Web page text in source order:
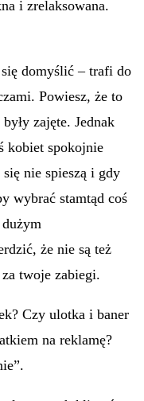
i zrelaksowana.
domyślić – trafi do
Powiesz, że to
zajęte. Jednak
kobiet spokojnie
nie spieszą i gdy
wybrać stamtąd coś
że nie są też
twoje zabiegi.
Czy ulotka i baner
na reklamę?